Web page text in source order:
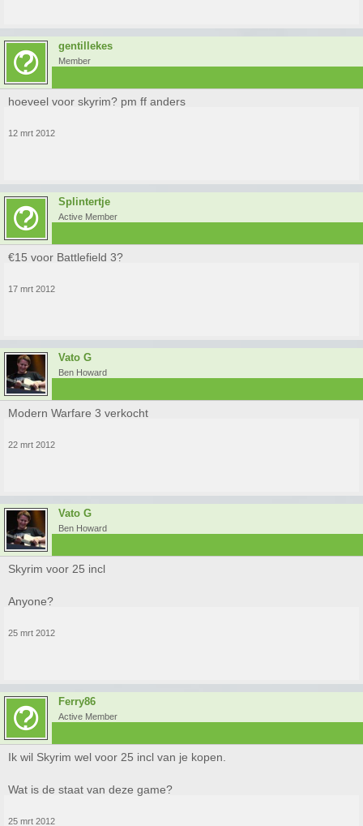
gentillekes
Member
hoeveel voor skyrim? pm ff anders
12 mrt 2012
Splintertje
Active Member
€15 voor Battlefield 3?
17 mrt 2012
Vato G
Ben Howard
Modern Warfare 3 verkocht
22 mrt 2012
Vato G
Ben Howard
Skyrim voor 25 incl
Anyone?
25 mrt 2012
Ferry86
Active Member
Ik wil Skyrim wel voor 25 incl van je kopen.
Wat is de staat van deze game?
25 mrt 2012